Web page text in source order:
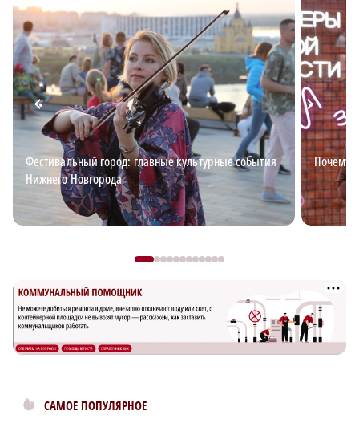
Фестивальный город: главные культурные события
Нижнего Новгорода
Почему
САМОЕ ПОПУЛЯРНОЕ